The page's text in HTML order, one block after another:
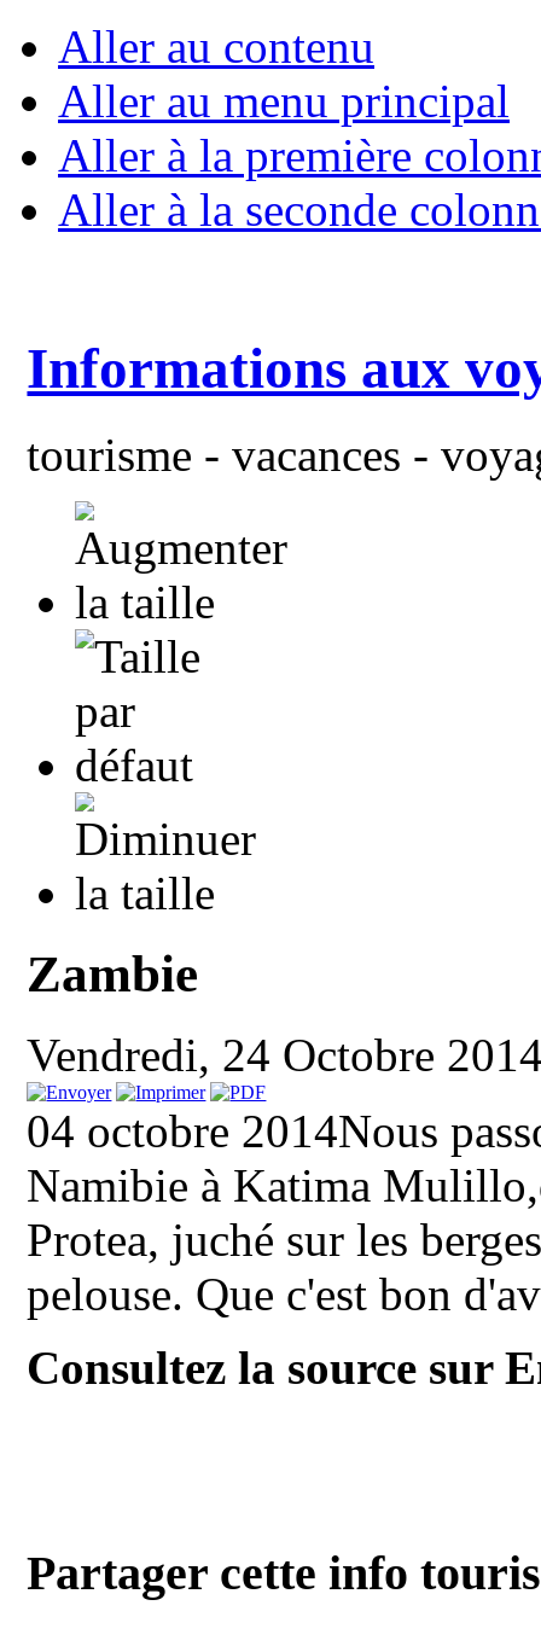
Aller au contenu
Aller au menu principal
Aller à la première
Aller à la seconde
Informations aux
tourisme - vacances -
Zambie
Vendredi, 24 Octobre
04 octobre 2014Nous
Namibie à Katima
Protea, juché sur les
pelouse. Que c'est bon
Consultez la source sur
Partager cette info